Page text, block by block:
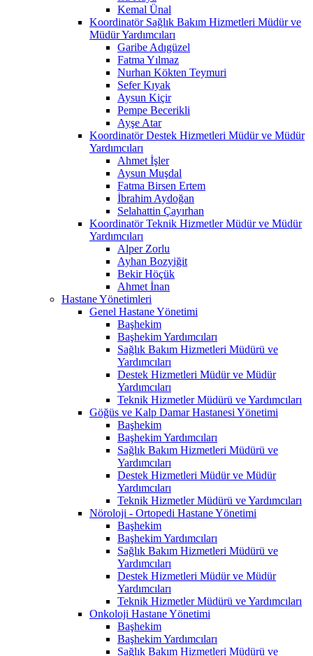
Kemal Ünal
Koordinatör Sağlık Bakım Hizmetleri Müdür ve
Müdür Yardımcıları
Garibe Adıgüzel
Fatma Yılmaz
Nurhan Kökten Teymuri
Sefer Kıyak
Aysun Kiçir
Pempe Becerikli
Ayşe Atar
Koordinatör Destek Hizmetleri Müdür ve Müdür
Yardımcıları
Ahmet İşler
Aysun Muşdal
Fatma Birsen Ertem
İbrahim Aydoğan
Selahattin Çayırhan
Koordinatör Teknik Hizmetler Müdür ve Müdür
Yardımcıları
Alper Zorlu
Ayhan Bozyiğit
Bekir Höçük
Ahmet İnan
Hastane Yönetimleri
Genel Hastane Yönetimi
Başhekim
Başhekim Yardımcıları
Sağlık Bakım Hizmetleri Müdürü ve
Yardımcıları
Destek Hizmetleri Müdür ve Müdür
Yardımcıları
Teknik Hizmetler Müdürü ve Yardımcıları
Göğüs ve Kalp Damar Hastanesi Yönetimi
Başhekim
Başhekim Yardımcıları
Sağlık Bakım Hizmetleri Müdürü ve
Yardımcıları
Destek Hizmetleri Müdür ve Müdür
Yardımcıları
Teknik Hizmetler Müdürü ve Yardımcıları
Nöroloji - Ortopedi Hastane Yönetimi
Başhekim
Başhekim Yardımcıları
Sağlık Bakım Hizmetleri Müdürü ve
Yardımcıları
Destek Hizmetleri Müdür ve Müdür
Yardımcıları
Teknik Hizmetler Müdürü ve Yardımcıları
Onkoloji Hastane Yönetimi
Başhekim
Başhekim Yardımcıları
Sağlık Bakım Hizmetleri Müdürü ve